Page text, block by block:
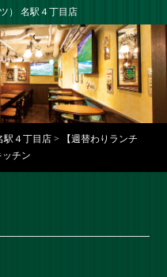
） 名駅４丁目店
駅４丁目店 >
【週替わりランチ
ッチン